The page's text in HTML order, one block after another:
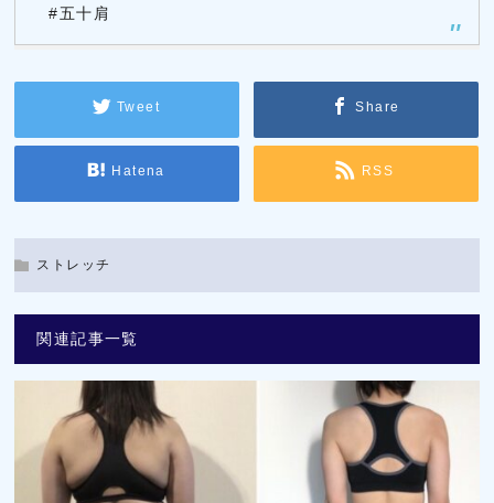
#五十肩
Tweet Share
Hatena RSS
ストレッチ
関連記事一覧